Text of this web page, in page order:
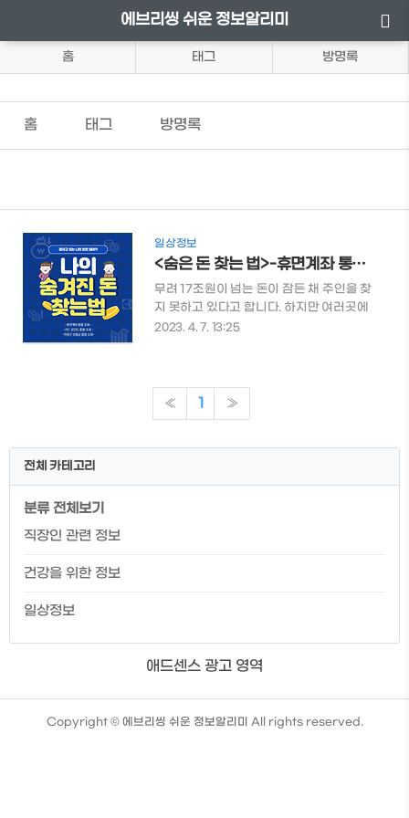
에브리씽 쉬운 정보알리미
홈 태그 방명록
홈 태그 방명록
일상정보
<숨은 돈 찾는 법>-휴면계좌 통합조회-카드 포인트 통합 조회-미청구 보험금 통합 조회
무려 17조원이 넘는 돈이 잠든 채 주인을 찾
지 못하고 있다고 합니다. 하지만 여러곳에
잠든 나의 돈을 찾는 것이 여간 번거로운일
바랍니다. 목차 1. 계좌정보통합관리 서비
스란? 2. 휴면 계좌 잔고 조회하기 3. 휴면
인할 수 있을 뿐 아니라 증권사, 저축은행,
2023. 4. 7. 13:25
« 1 »
전체 카테고리
분류 전체보기
직장인 관련 정보
건강을 위한 정보
일상정보
애드센스 광고 영역
Copyright © 에브리씽 쉬운 정보알리미 All rights reserved.
TistoryWhaleSkin3.4